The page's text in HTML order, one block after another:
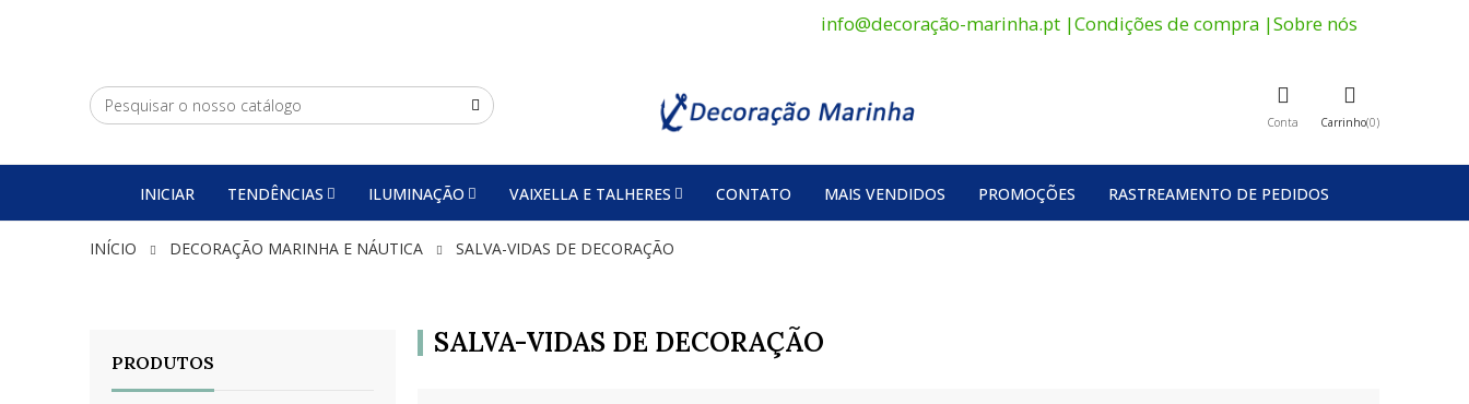
info@decoração-marinha.pt |Condições de compra |Sobre nós
Conta Carrinho 0
INICIAR TENDÊNCIAS ILUMINAÇÃO VAIXELLA E TALHERES CONTATO MAIS VENDIDOS PROMOÇÕES RASTREAMENTO DE PEDIDOS
INÍCIO DECORAÇÃO MARINHA E NÁUTICA SALVA-VIDAS DE DECORAÇÃO
PRODUTOS
SALVA-VIDAS DE DECORAÇÃO